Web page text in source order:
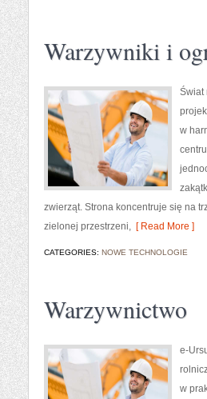
Warzywniki i
Świat
w
zwierząt. Strona koncentruje się na
zielonej przestrzeni, [ Read More ]
CATEGORIES: NOWE TECHNOLOGIE
Warzywnictwo
e-
w